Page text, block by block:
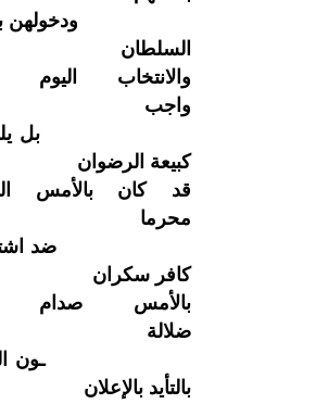
ودخولهن
السلطان
والانتخاب
واجب
بل
كبيعة الرضوان
قد كان بالأمس
محرما
ضد
كافر سكران
بالأمس صدام
ضلالة
ـون
بالتأيد بالإعلان